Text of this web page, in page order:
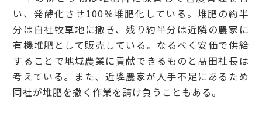
い、発酵化させ100％堆肥化している。堆肥の約半
分は自社牧草地に撒き、残り約半分は近隣の農家に
有機堆肥として販売している。なるべく安価で供給
することで地域農業に貢献できるものと髙田社長は
考えている。また、近隣農家が人手不足にあるため
同社が堆肥を撒く作業を請け負うこともある。